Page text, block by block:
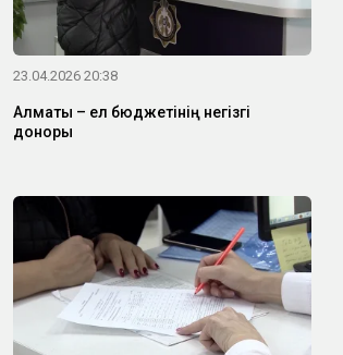
23.04.2026 20:38
Алматы – ел бюджетінің негізгі
доноры